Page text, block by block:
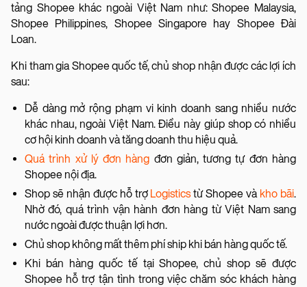
tảng Shopee khác ngoài Việt Nam như: Shopee Malaysia,
Shopee Philippines, Shopee Singapore hay Shopee Đài
Loan.
Khi tham gia Shopee quốc tế, chủ shop nhận được các lợi ích
sau:
Dễ dàng mở rộng phạm vi kinh doanh sang nhiều nước
khác nhau, ngoài Việt Nam. Điều này giúp shop có nhiều
cơ hội kinh doanh và tăng doanh thu hiệu quả.
Quá trình xử lý đơn hàng đơn giản, tương tự đơn hàng
Shopee nội địa.
Shop sẽ nhận được hỗ trợ Logisticstừ Shopee và kho bãi.
Nhờ đó, quá trình vận hành đơn hàng từ Việt Nam sang
nước ngoài được thuận lợi hơn.
Chủ shop không mất thêm phí ship khi bán hàng quốc tế.
Khi bán hàng quốc tế tại Shopee, chủ shop sẽ được
Shopee hỗ trợ tận tình trong việc chăm sóc khách hàng